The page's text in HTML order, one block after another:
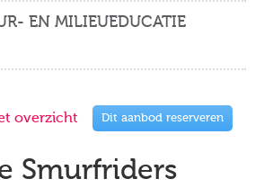
EN MILIEUEDUCATIE
overzicht Dit aanbod reserveren
Smurfriders